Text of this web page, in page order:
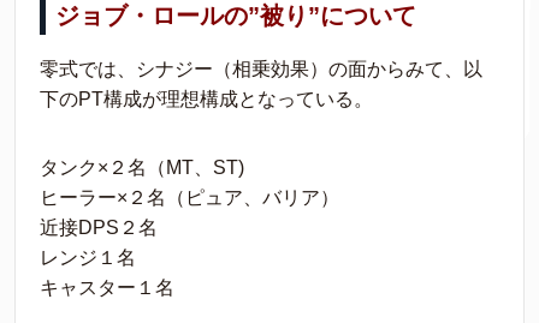
ジョブ・ロールの”被り”について
零式では、シナジー（相乗効果）の面からみて、以
下のPT構成が理想構成となっている。
タンク×２名（MT、ST)
ヒーラー×２名（ピュア、バリア）
近接DPS２名
レンジ１名
キャスター１名